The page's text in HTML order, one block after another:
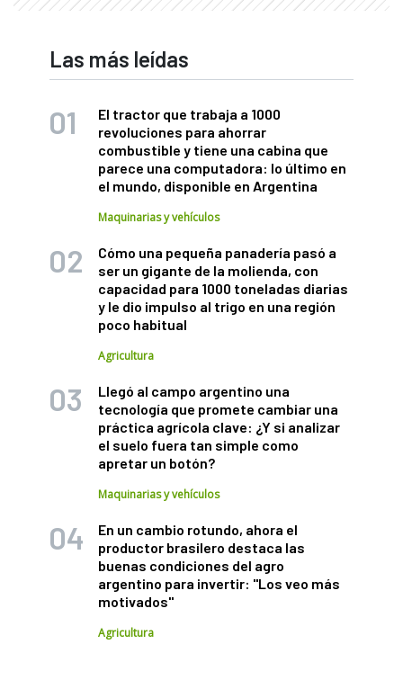
Las más leídas
El tractor que trabaja a 1000
revoluciones para ahorrar
combustible y tiene una cabina que
parece una computadora: lo último en
el mundo, disponible en Argentina
Maquinarias y vehículos
Cómo una pequeña panadería pasó a
ser un gigante de la molienda, con
capacidad para 1000 toneladas diarias
y le dio impulso al trigo en una región
poco habitual
Agricultura
Llegó al campo argentino una
tecnología que promete cambiar una
práctica agrícola clave: ¿Y si analizar
el suelo fuera tan simple como
apretar un botón?
Maquinarias y vehículos
En un cambio rotundo, ahora el
productor brasilero destaca las
buenas condiciones del agro
argentino para invertir: "Los veo más
motivados"
Agricultura